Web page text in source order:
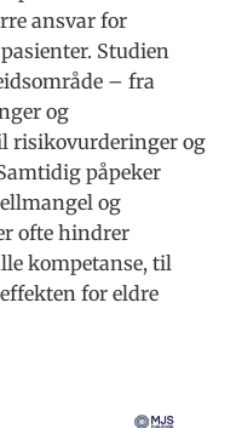
ansvar for
Studien
– fra
og
risikovurderinger og
påpeker
og
ofte hindrer
kompetanse, til
for eldre